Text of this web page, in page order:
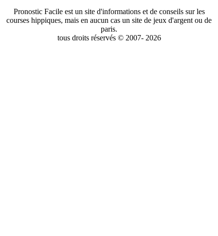
Pronostic Facile est un site d'informations et de conseils sur les
courses hippiques, mais en aucun cas un site de jeux d'argent ou de
paris.
tous droits réservés © 2007- 2026